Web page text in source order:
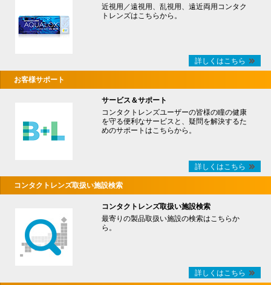
近視用／遠視用、乱視用、遠近両用コンタク
トレンズはこちらから。
詳しくはこちら
お客様サポート
サービス＆サポート
コンタクトレンズユーザーの皆様の瞳の健康
を守る便利なサービスと、疑問を解決するた
めのサポートはこちらから。
詳しくはこちら
コンタクトレンズ取扱い施設検索
コンタクトレンズ取扱い施設検索
最寄りの製品取扱い施設の検索はこちらか
ら。
詳しくはこちら